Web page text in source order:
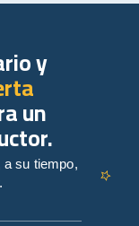
y
un
a su tiempo,